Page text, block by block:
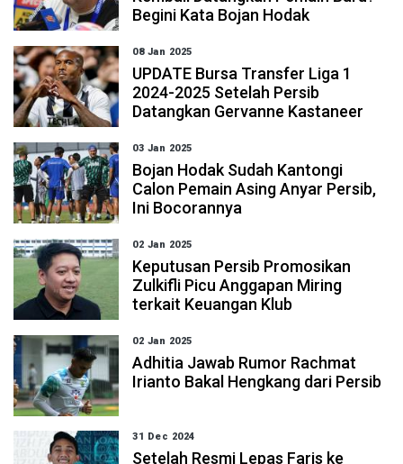
Begini Kata Bojan Hodak
08 Jan 2025
UPDATE Bursa Transfer Liga 1
2024-2025 Setelah Persib
Datangkan Gervanne Kastaneer
03 Jan 2025
Bojan Hodak Sudah Kantongi
Calon Pemain Asing Anyar Persib,
Ini Bocorannya
02 Jan 2025
Keputusan Persib Promosikan
Zulkifli Picu Anggapan Miring
terkait Keuangan Klub
02 Jan 2025
Adhitia Jawab Rumor Rachmat
Irianto Bakal Hengkang dari Persib
31 Dec 2024
Setelah Resmi Lepas Faris ke